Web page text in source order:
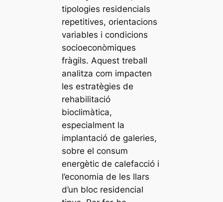
tipologies residencials
repetitives, orientacions
variables i condicions
socioeconòmiques
fràgils. Aquest treball
analitza com impacten
les estratègies de
rehabilitació
bioclimàtica,
especialment la
implantació de galeries,
sobre el consum
energètic de calefacció i
l’economia de les llars
d’un bloc residencial